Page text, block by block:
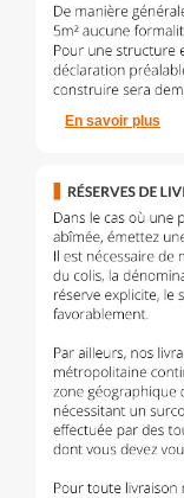
En savoir plus